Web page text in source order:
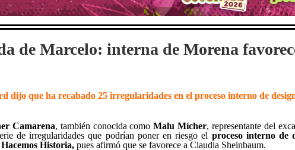
de Marcelo: interna de Morena
dijo que ha recabado 25 irregularidades en el proceso interno de
Camarena, también conocida comoMalu Mícher, representante del
de irregularidades que podrían poner en riesgo el proceso interno de
Historia,pues afirmó que se favorece a Claudia Sheinbaum.